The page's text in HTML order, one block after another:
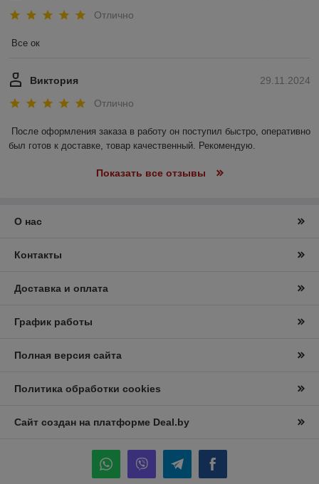
Отлично
Все ок
29.11.2024
Виктория
Отлично
После оформления заказа в работу он поступил быстро, оперативно
был готов к доставке, товар качественный. Рекомендую.
Показать все отзывы
О нас
Контакты
Доставка и оплата
График работы
Полная версия сайта
Политика обработки cookies
Сайт создан на платформе Deal.by